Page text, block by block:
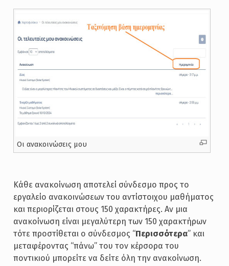
Οι ανακοινώσεις μου
Κάθε ανακοίνωση αποτελεί σύνδεσμο προς το
εργαλείο ανακοινώσεων του αντίστοιχου μαθήματος
και περιορίζεται στους 150 χαρακτήρες. Αν μια
ανακοίνωση είναι μεγαλύτερη των 150 χαρακτήρων
τότε προστίθεται ο σύνδεσμος “Περισσότερα” και
μεταφέροντας “πάνω” του τον κέρσορα του
ποντικιού μπορείτε να δείτε όλη την ανακοίνωση.